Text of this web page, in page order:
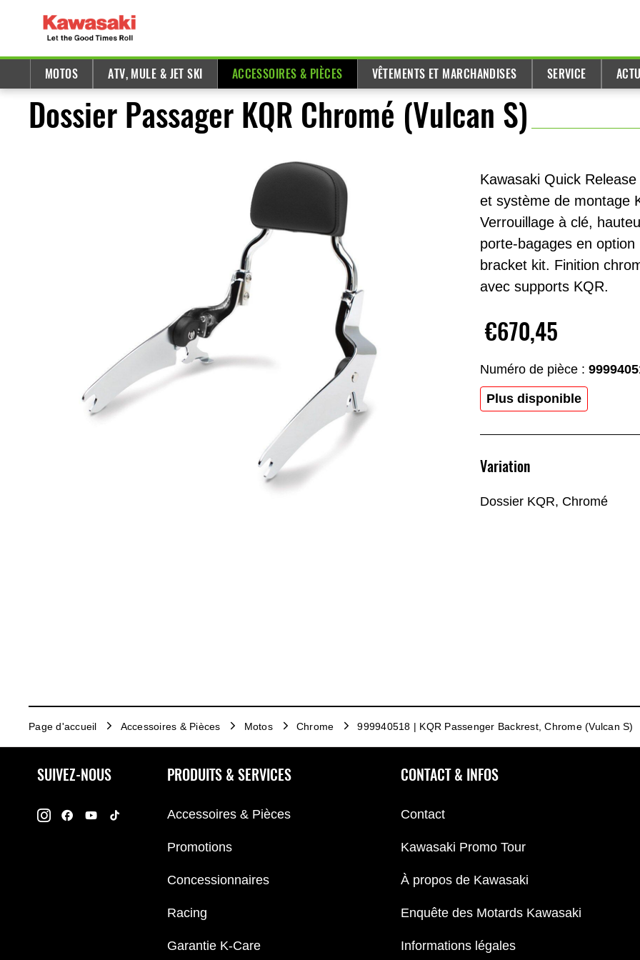
MOTOS ATV, MULE & JET SKI ACCESSOIRES & PIÈCES VÊTEMENTS ET MARCHANDISES SERVICE
Dossier Passager KQR Chromé (Vulcan S)
Kawasaki Quick
et système de montage
Verrouillage à clé,
porte-bagages en
bracket kit. Finition
avec supports KQR.
€670,45
Numéro de pièce :
Plus disponible
Variation
Dossier KQR, Chromé
Page d'accueil Accessoires & Pièces Motos Chrome 999940518 | KQR Passenger Backrest, Chrome (Vulcan S)
SUIVEZ-NOUS PRODUITS & SERVICES
Accessoires & Pièces
Promotions
Concessionnaires
Racing
Garantie K-Care
CONTACT & INFOS
Contact
Kawasaki Promo Tour
À propos de Kawasaki
Enquête des Motards Kawasaki
Informations légales